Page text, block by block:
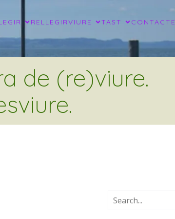
RELLEGIRVIURE TAST CONTACTE
de (re)viure.